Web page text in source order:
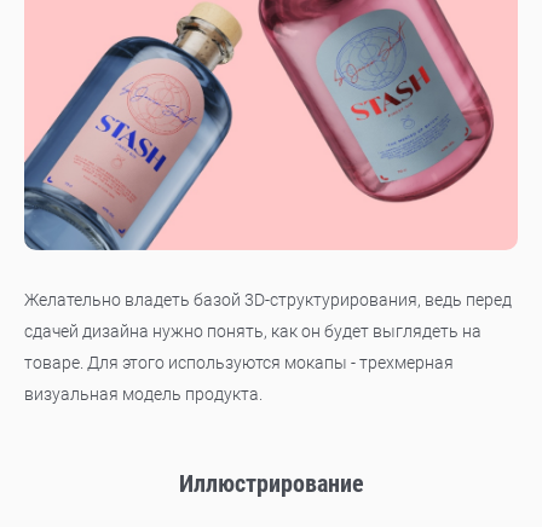
Желательно владеть базой 3D-структурирования, ведь перед
сдачей дизайна нужно понять, как он будет выглядеть на
товаре. Для этого используются мокапы - трехмерная
визуальная модель продукта.
Иллюстрирование